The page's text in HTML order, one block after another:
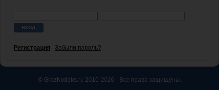
Регистрация Забыли пароль?
© GrazKodeks.ru 2010-2026 - Все права защищены.